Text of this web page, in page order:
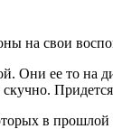
на свои
Они ее то на
в